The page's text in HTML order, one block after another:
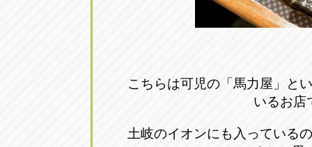
0587-66-
052-400-
愛知県岩倉市大地町長田35-1
愛知県清須市春日砂賀東114
三重
こちらは可児の「馬力屋」と
いるお店
土岐のイオンにも入っている